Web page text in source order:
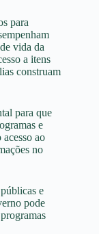
para
vida da
a itens
construam
para que
e
ao
no
e
pode